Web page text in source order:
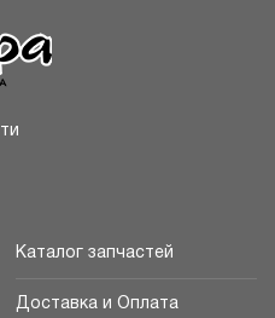
Каталог запчастей
Доставка и Оплата